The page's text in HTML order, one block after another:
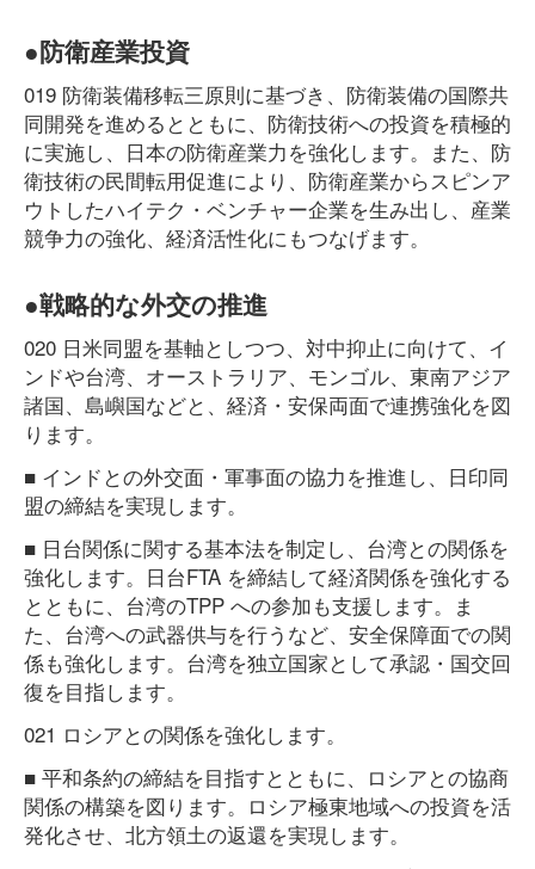
●防衛産業投資
019 防衛装備移転三原則に基づき、防衛装備の国際共
同開発を進めるとともに、防衛技術への投資を積極的
に実施し、日本の防衛産業力を強化します。また、防
衛技術の民間転用促進により、防衛産業からスピンア
ウトしたハイテク・ベンチャー企業を生み出し、産業
競争力の強化、経済活性化にもつなげます。
●戦略的な外交の推進
020 日米同盟を基軸としつつ、対中抑止に向けて、イ
ンドや台湾、オーストラリア、モンゴル、東南アジア
諸国、島嶼国などと、経済・安保両面で連携強化を図
ります。
■ インドとの外交面・軍事面の協力を推進し、日印同
盟の締結を実現します。
■ 日台関係に関する基本法を制定し、台湾との関係を
強化します。日台FTA を締結して経済関係を強化する
とともに、台湾のTPP への参加も支援します。ま
た、台湾への武器供与を行うなど、安全保障面での関
係も強化します。台湾を独立国家として承認・国交回
復を目指します。
021 ロシアとの関係を強化します。
■ 平和条約の締結を目指すとともに、ロシアとの協商
関係の構築を図ります。ロシア極東地域への投資を活
発化させ、北方領土の返還を実現します。